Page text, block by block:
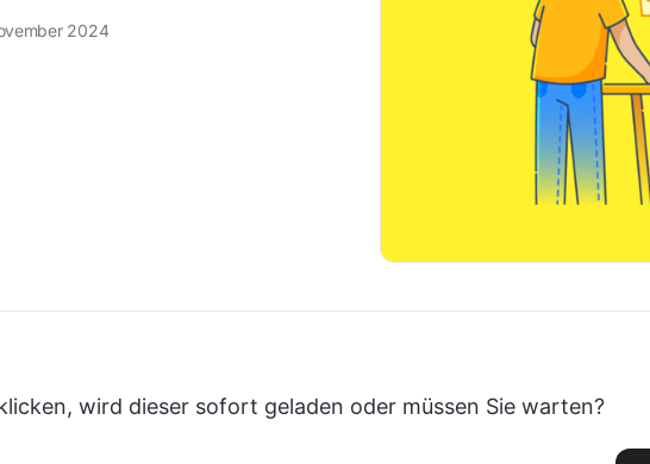
2024
wird dieser sofort geladen oder müssen Sie warten?